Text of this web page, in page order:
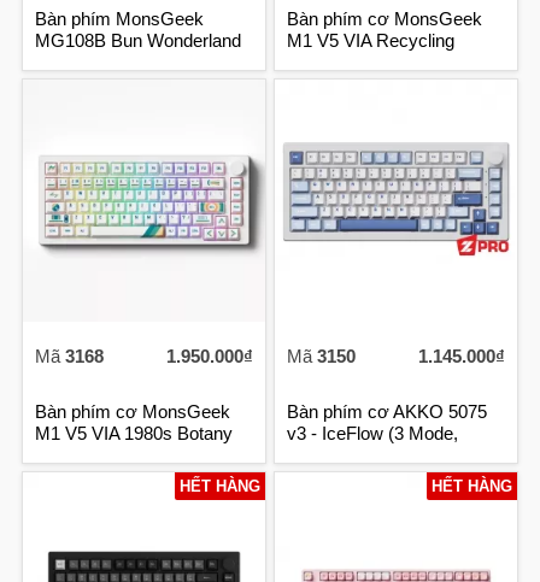
Bàn phím MonsGeek
MG108B Bun Wonderland
Bàn phím cơ MonsGeek
M1 V5 VIA Recycling
Mã 3168 1.950.000₫
Bàn phím cơ MonsGeek
M1 V5 VIA 1980s Botany
Mã 3150 1.145.000₫
Bàn phím cơ AKKO 5075
v3 - IceFlow (3 Mode,
HẾT HÀNG HẾT HÀNG